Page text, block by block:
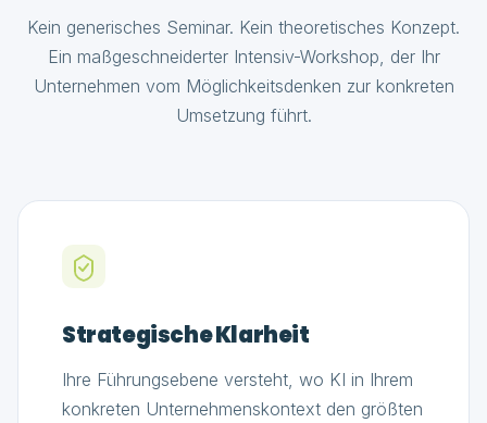
Kein generisches Seminar. Kein theoretisches Konzept.
Ein maßgeschneiderter Intensiv-Workshop, der Ihr
Unternehmen vom Möglichkeitsdenken zur konkreten
Umsetzung führt.
Strategische Klarheit
Ihre Führungsebene versteht, wo KI in Ihrem
konkreten Unternehmenskontext den größten